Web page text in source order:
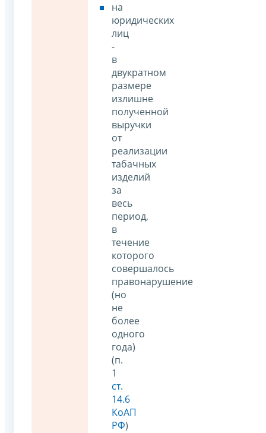
на
юридических
лиц
-
в
двукратном
размере
излишне
полученной
выручки
от
реализации
табачных
изделий
за
весь
период,
в
течение
которого
совершалось
правонарушение
(но
не
более
одного
года)
(п.
1
ст.
14.6
КоАП
РФ)